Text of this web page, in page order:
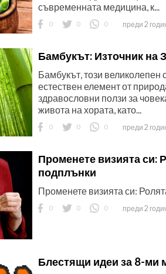
съвременната медицина, к...
0 0 0 преди 2
Бамбукът: Източник на
Бамбукът, този великолепен
естествен елемент от
здравословни ползи за
живота на хората, като...
0 0 0 преди 2
Променете визията си:
подплънки
Променете визията си:
0 0 0 преди 2
Блестящи идеи за 8-ми